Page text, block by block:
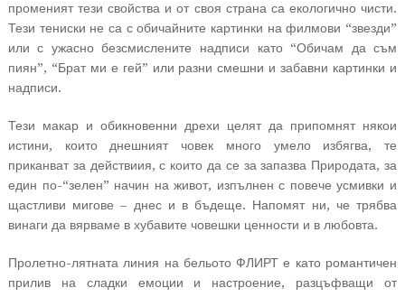
променият тези свойства и от своя страна са екологично чисти.
Тези тениски не са с обичайните картинки на филмови “звезди”
или с ужасно безсмислените надписи като “Обичам да съм
пиян”, “Брат ми е гей” или разни смешни и забавни картинки и
надписи.
Тези макар и обикновенни дрехи целят да припомнят някои
истини, които днешният човек много умело избягва, те
приканват за действиия, с които да се за запазва Природата, за
един по-“зелен” начин на живот, изпълнен с повече усмивки и
щастливи мигове – днес и в бъдеще. Напомят ни, че трябва
винаги да вярваме в хубавите човешки ценности и в любовта.
Пролетно-лятната линия на бельото ФЛИРТ е като романтичен
прилив на сладки емоции и настроение, разцъфващи от